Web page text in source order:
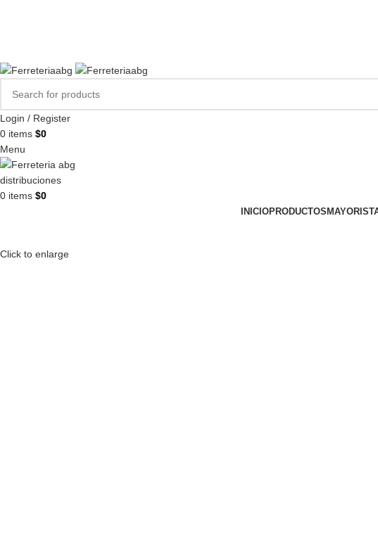
Login / Register
0 items $0
Menu
0 items $0
INICIOPRODUCTOS
Click to enlarge